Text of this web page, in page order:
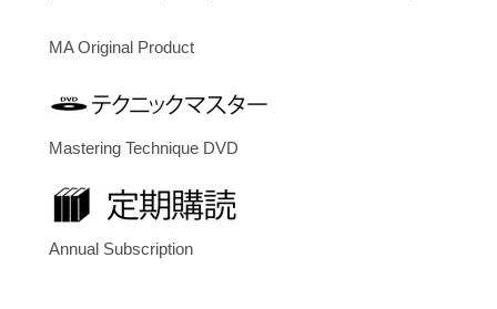
MA Original Product
Mastering Technique DVD
Annual Subscription